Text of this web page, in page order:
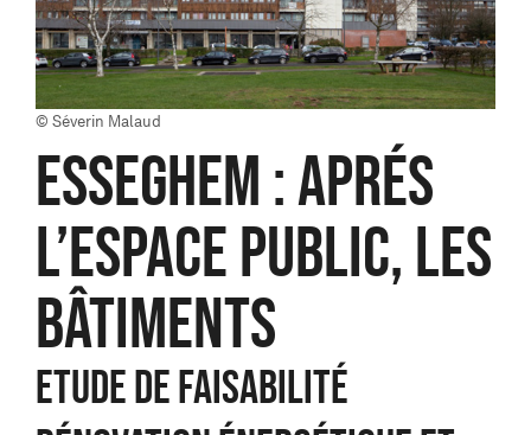
© Séverin Malaud
ESSEGHEM : APRÉS
L’ESPACE PUBLIC, LES
BÂTIMENTS
Etude de faisabilité